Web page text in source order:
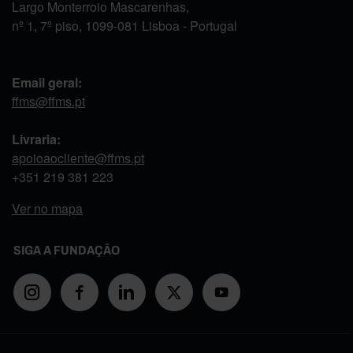
Largo Monterroio Mascarenhas,
nº 1, 7º piso, 1099-081 Lisboa - Portugal
Email geral:
ffms@ffms.pt
Livraria:
apoioaocliente@ffms.pt
+351 219 381 223
Ver no mapa
SIGA A FUNDAÇÃO